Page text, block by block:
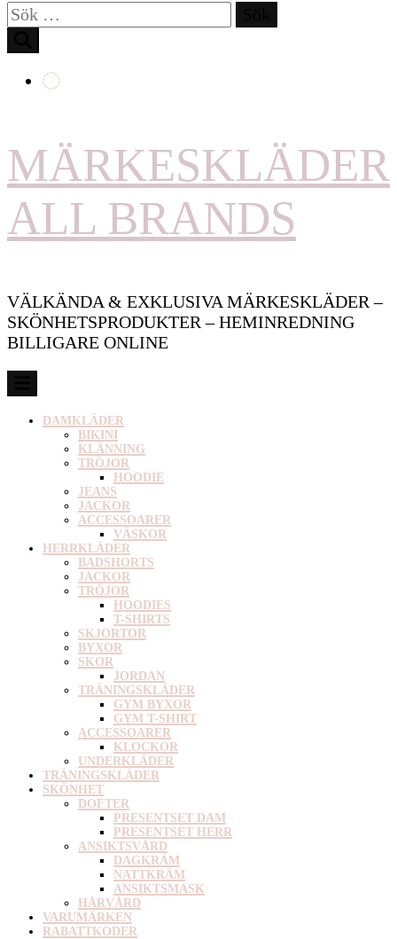
Sök
efter:
MÄRKESKLÄDER
ALL BRANDS
VÄLKÄNDA & EXKLUSIVA MÄRKESKLÄDER –
SKÖNHETSPRODUKTER – HEMINREDNING
BILLIGARE ONLINE
DAMKLÄDER
BIKINI
KLÄNNING
TRÖJOR
HOODIE
JEANS
JACKOR
ACCESSOARER
VÄSKOR
HERRKLÄDER
BADSHORTS
JACKOR
TRÖJOR
HOODIES
T-SHIRTS
SKJORTOR
BYXOR
SKOR
JORDAN
TRÄNINGSKLÄDER
GYM BYXOR
GYM T-SHIRT
ACCESSOARER
KLOCKOR
UNDERKLÄDER
TRÄNINGSKLÄDER
SKÖNHET
DOFTER
PRESENTSET DAM
PRESENTSET HERR
ANSIKTSVÅRD
DAGKRÄM
NATTKRÄM
ANSIKTSMASK
HÅRVÅRD
VARUMÄRKEN
RABATTKODER